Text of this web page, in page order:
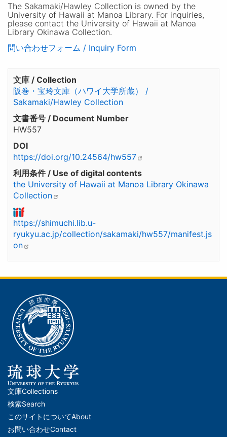
The Sakamaki/Hawley Collection is owned by the
University of Hawaii at Manoa Library. For inquiries,
please contact the University of Hawaii at Manoa
Library Okinawa Collection.
問い合わせフォーム / Inquiry Form
文庫 / Collection
阪巻・宝玲文庫（ハワイ大学所蔵） /
Sakamaki/Hawley Collection
文書番号 / Document Number
HW557
DOI
https://doi.org/10.24564/hw557
利用条件 / Use of digital contents
the University of Hawaii at Manoa Library Okinawa
Collection
https://shimuchi.lib.u-
ryukyu.ac.jp/collection/sakamaki/hw557/manifest.js
on
メ
イ
ン
文庫Collections
検索Search
このサイトについてAbout
お問い合わせContact